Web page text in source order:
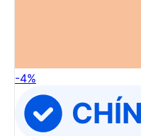
-4%